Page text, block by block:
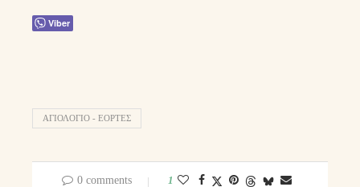
Viber
ΑΓΙΟΛΌΓΙΟ - ΕΟΡΤΈΣ
0 comments 1